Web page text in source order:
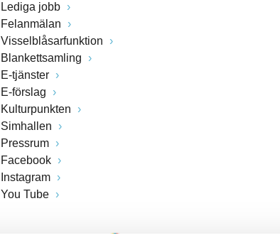
Lediga jobb
Felanmälan
Visselblåsarfunktion
Blankettsamling
E-tjänster
E-förslag
Kulturpunkten
Simhallen
Pressrum
Facebook
Instagram
You Tube